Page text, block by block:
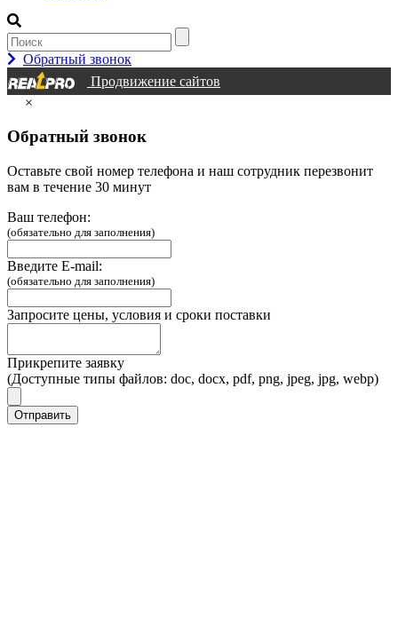
Обратный звонок
Продвижение сайтов
×
Обратный звонок
Оставьте свой номер телефона и наш сотрудник перезвонит
вам в течение 30 минут
Ваш телефон:
(обязательно для заполнения)
Введите E-mail:
(обязательно для заполнения)
Запросите цены, условия и сроки поставки
Прикрепите заявку
(Доступные типы файлов: doc, docx, pdf, png, jpeg, jpg, webp)